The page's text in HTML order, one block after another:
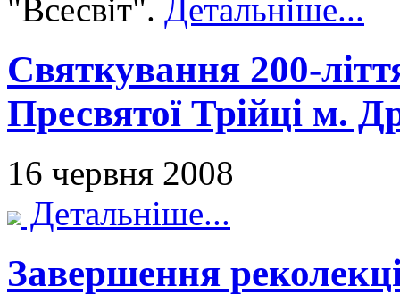
"Всесвіт". Детальніше...
Святкування 200-
Пресвятої Трійці м.
16 червня 2008
Детальніше...
Завершення